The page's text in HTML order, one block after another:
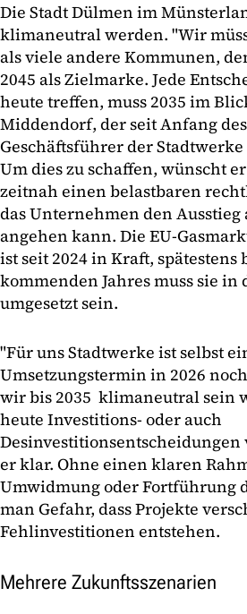
Die Stadt Dülmen im
klimaneutral werden. "Wir
als viele andere Kommunen,
2045 als Zielmarke. Jede
heute treffen, muss 2035 im
Middendorf, der seit Anfang
Geschäftsführer der
Um dies zu schaffen, wünscht
zeitnah einen belastbaren
das Unternehmen den Ausstieg
angehen kann. Die EU-
ist seit 2024 in Kraft, spätestens
kommenden Jahres muss sie in
umgesetzt sein.
"Für uns Stadtwerke ist selbst
Umsetzungstermin in 2026
wir bis 2035 klimaneutral sein
heute Investitions- oder auch
er klar. Ohne einen klaren
Umwidmung oder Fortführung
man Gefahr, dass Projekte
Fehlinvestitionen entstehen.
Mehrere Zukunftsszenarien